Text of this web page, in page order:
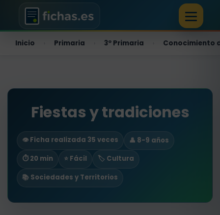
Inicio Primaria 3º Primaria Conocimiento
Fiestas y tradiciones
👁️ Ficha realizada 35 veces
👤 8-9 años
⏱ 20 min
⭐ Fácil
🏷️ Cultura
📚 Sociedades y Territorios